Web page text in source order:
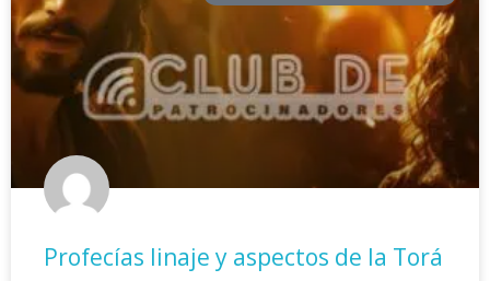
Profecías linaje y aspectos de la Torá